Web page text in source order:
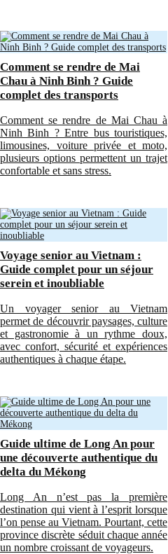
Comment se rendre de Mai
Chau à Ninh Binh ? Guide
complet des transports
Comment se rendre de Mai Chau à
Ninh Binh ? Entre bus touristiques,
limousines, voiture privée et moto,
plusieurs options permettent un trajet
confortable et sans stress.
Voyage senior au Vietnam :
Guide complet pour un séjour
serein et inoubliable
Un voyager senior au Vietnam
permet de découvrir paysages, culture
et gastronomie à un rythme doux,
avec confort, sécurité et expériences
authentiques à chaque étape.
Guide ultime de Long An pour
une découverte authentique du
delta du Mékong
Long An n’est pas la première
destination qui vient à l’esprit lorsque
l’on pense au Vietnam. Pourtant, cette
province discrète séduit chaque année
un nombre croissant de voyageurs.